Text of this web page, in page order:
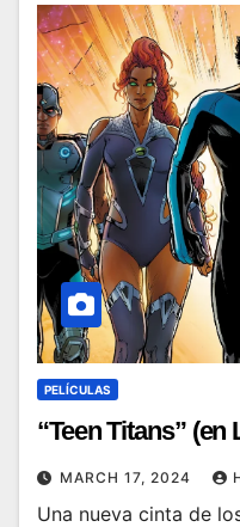
PELÍCULAS
“Teen Titans”
MARCH 17, 2024
Una nueva cinta de